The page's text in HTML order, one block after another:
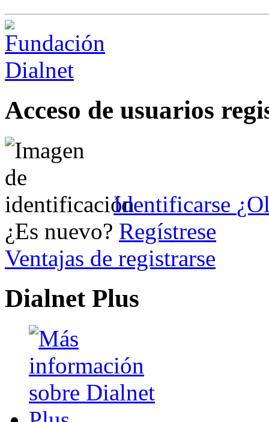
Acceso de usuarios
Identificarse
¿Es nuevo? Regístrese
Ventajas de registrarse
Dialnet Plus